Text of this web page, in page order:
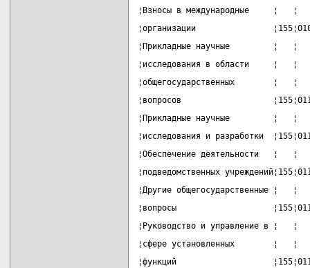
¦Взносы в международные
¦организации
¦Прикладные научные
¦исследования в области
¦общегосударственных
¦вопросов
¦Прикладные научные
¦исследования и разработки
¦Обеспечение деятельности
¦подведомственных
¦Другие
¦вопросы
¦Руководство и управление
¦сфере установленных
¦функций